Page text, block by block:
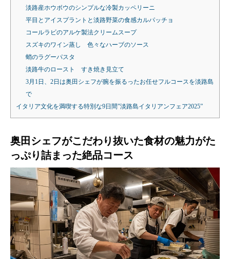
淡路産ホウボウのシンプルな冷製カッペリーニ
平目とアイスプラントと淡路野菜の食感カルパッチョ
コールラビのアルケ製法クリームスープ
スズキのワイン蒸し 色々なハーブのソース
蛸のラグーパスタ
淡路牛のロースト すき焼き見立て
3月1日、2日は奥田シェフが腕を振るったお任せフルコースを淡路島
で
イタリア文化を満喫する特別な9日間”淡路島イタリアンフェア2025”
奥田シェフがこだわり抜いた食材の魅力がた
っぷり詰まった絶品コース